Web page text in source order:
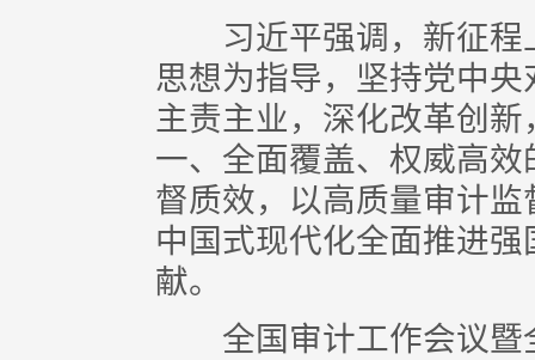
习近平强调，新征程
思想为指导，坚持党中
主责主业，深化改革创
一、全面覆盖、权威高
督质效，以高质量审计
中国式现代化全面推进
献。
全国审计工作会议暨